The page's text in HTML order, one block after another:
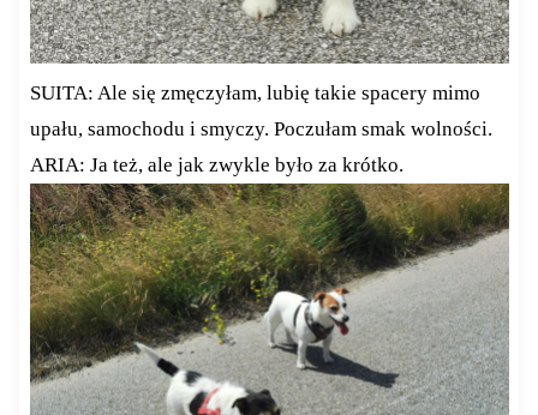
SUITA: Ale się zmęczyłam, lubię takie spacery mimo
upału, samochodu i smyczy. Poczułam smak wolności.
ARIA: Ja też, ale jak zwykle było za krótko.